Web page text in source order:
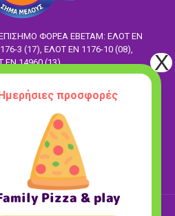
ΦΟΡΕΑ ΕΒΕΤΑΜ: ΕΛΟΤ EN
3 (17), ΕΛΟΤ ΕΝ 1176-10 (08),
ΕΝ 14960 (13)
μαςπροσφορές
Pizza & play